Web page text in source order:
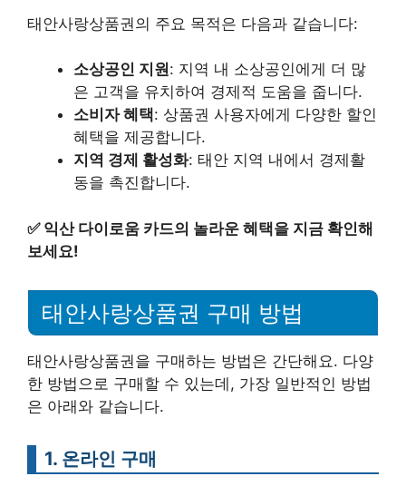
태안사랑상품권의 주요 목적은 다음과 같습니다:
소상공인 지원: 지역 내 소상공인에게 더 많
은 고객을 유치하여 경제적 도움을 줍니다.
소비자 혜택: 상품권 사용자에게 다양한 할인
혜택을 제공합니다.
지역 경제 활성화: 태안 지역 내에서 경제활
동을 촉진합니다.
✅ 익산 다이로움 카드의 놀라운 혜택을 지금 확인해
보세요!
태안사랑상품권 구매 방법
태안사랑상품권을 구매하는 방법은 간단해요. 다양
한 방법으로 구매할 수 있는데, 가장 일반적인 방법
은 아래와 같습니다.
1. 온라인 구매